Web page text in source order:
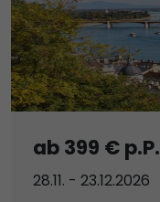
ab 399 € p.P.
28.11. - 23.12.2026